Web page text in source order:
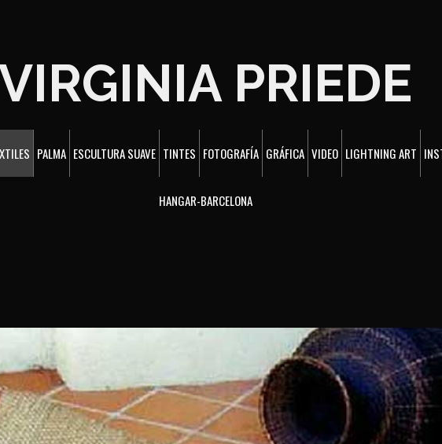
PRIEDE
PALMA ESCULTURA SUAVE TINTES FOTOGRAFÍA GRÁFICA VIDEO LIGHTNING ART
HANGAR-BARCELONA